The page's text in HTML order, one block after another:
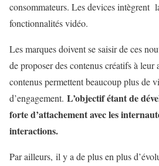
consommateurs. Les devices intègrent
fonctionnalités vidéo.
Les marques doivent se saisir de ces
de proposer des contenus créatifs à leur
contenus permettent beaucoup plus de
d’engagement. L’objectif étant de
forte d’attachement avec les
interactions.
Par ailleurs, il y a de plus en plus